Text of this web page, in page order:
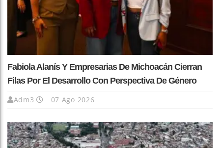
Fabiola Alanís Y Empresarias De Michoacán Cierran
Filas Por El Desarrollo Con Perspectiva De Género
Adm3 07 Ago 2026